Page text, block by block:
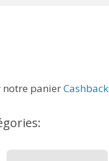
notre panier